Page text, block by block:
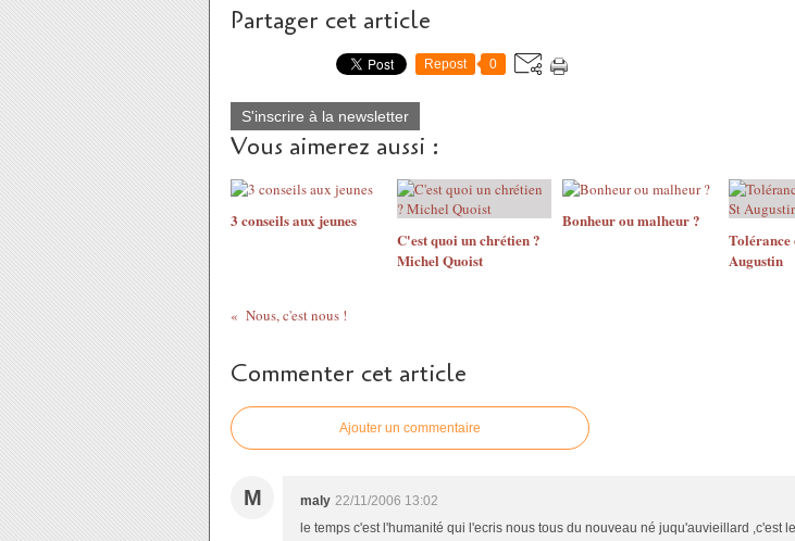
Partager cet article
Repost 0
S'inscrire à la newsletter
Vous aimerez aussi :
3 conseils aux jeunes
C'est quoi un chrétien ?
Michel Quoist
Bonheur ou malheur ?
Tolérance
Augustin
Nous, c'est nous !
Commenter cet article
Ajouter un commentaire
M maly 22/11/2006 13:02
le temps c'est l'humanité qui l'ecris nous tous du nouveau né juqu'auvieillard ,c'est